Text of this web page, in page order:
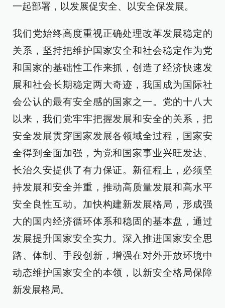
一起部署，以发展促安全、以安全保发展。
我们党始终高度重视正确处理改革发展稳定的
关系，坚持把维护国家安全和社会稳定作为党
和国家的基础性工作来抓，创造了经济快速发
展和社会长期稳定两大奇迹，我国成为国际社
会公认的最有安全感的国家之一。党的十八大
以来，我们党牢牢把握发展和安全的关系，把
安全发展贯穿国家发展各领域全过程，国家安
全得到全面加强，为党和国家事业兴旺发达、
长治久安提供了有力保证。新征程上，必须坚
持发展和安全并重，推动高质量发展和高水平
安全良性互动。加快构建新发展格局，形成强
大的国内经济循环体系和稳固的基本盘，通过
发展提升国家安全实力。深入推进国家安全思
路、体制、手段创新，增强在对外开放环境中
动态维护国家安全的本领，以新安全格局保障
新发展格局。